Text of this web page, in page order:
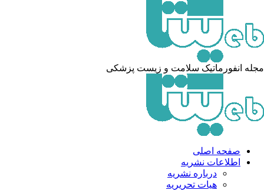
انفورماتیک سلامت و زیست پزشکی
صفحه اصلی
اطلاعات نشریه
درباره نشریه
هیات تحریریه